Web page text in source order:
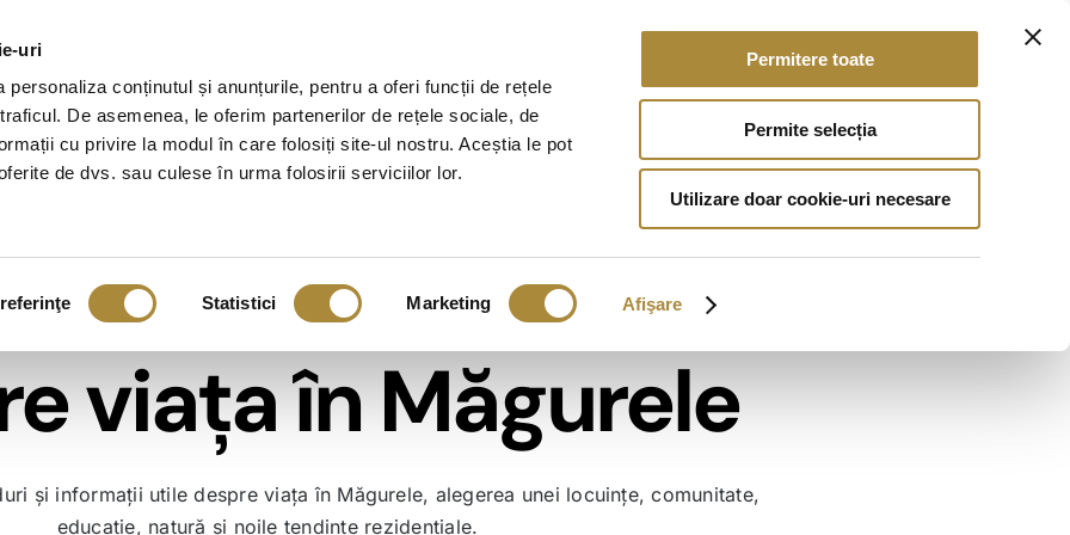
uri
personaliza conținutul și anunțurile, pentru a oferi funcții de rețele
De asemenea, le oferim partenerilor de rețele sociale, de
cu privire la modul în care folosiți site-ul nostru. Aceștia le pot
de dvs. sau culese în urma folosirii serviciilor lor.
Statistici Marketing Afişare
Permitere toate
Permite selecția
Utilizare doar cookie-uri necesare
Elite Residence
Autorizat, finalizare în
2027
5 case disponibile
Elite Residence
Finalizat
74 de apartamentele
VÂNDUTE
Elite Residence
Măgurele 1
Finalizat
Apartamente Localizare Informații Utile Contact 0733 401 068
LIVING – Ghiduri
viața în Măgurele
și informații utile despre viața în Măgurele, alegerea unei locuințe, comunitate,
educație, natură și noile tendințe rezidențiale.